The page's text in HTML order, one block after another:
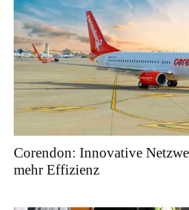
Corendon: Innovative
mehr Effizienz